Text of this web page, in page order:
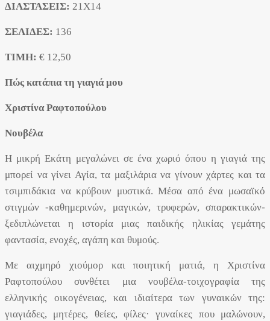
ΔΙΑΣΤΑΣΕΙΣ: 21X14
ΣΕΛΙΔΕΣ: 136
ΤΙΜΗ: € 12,50
Πώς κατάπια τη γιαγιά μου
Χριστίνα Ραφτοπούλου
Νουβέλα
Η μικρή Εκάτη μεγαλώνει σε ένα χωριό όπου η γιαγιά της
μπορεί να γίνει Αγία, τα μαξιλάρια να γίνουν χάρτες και τα
τσιμπιδάκια να κρύβουν μυστικά. Μέσα από ένα μωσαϊκό
στιγμών -καθημερινών, μαγικών, τρυφερών, σπαρακτικών-
ξεδιπλώνεται η ιστορία μιας παιδικής ηλικίας γεμάτης
φαντασία, ενοχές, αγάπη και θυμούς.
Με αιχμηρό χιούμορ και ποιητική ματιά, η Χριστίνα
Ραφτοπούλου συνθέτει μια νουβέλα-τοιχογραφία της
ελληνικής οικογένειας, και ιδιαίτερα των γυναικών της:
γιαγιάδες, μητέρες, θείες, φίλες· γυναίκες που μαλώνουν,